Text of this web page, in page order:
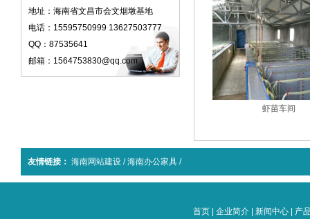
地址：海南省文昌市会文烟墩基地
电话：15595750999 13627503777
QQ：87535641
邮箱：1564753830@qq.com
虾苗车间
友情链接： 海南网站建设/海南办公家具/
首页| 企业简介| 新闻中心| 产